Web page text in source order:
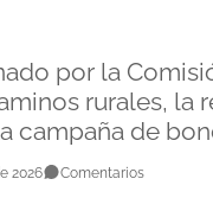
por la
rurales,
campaña de
2026 Comentarios